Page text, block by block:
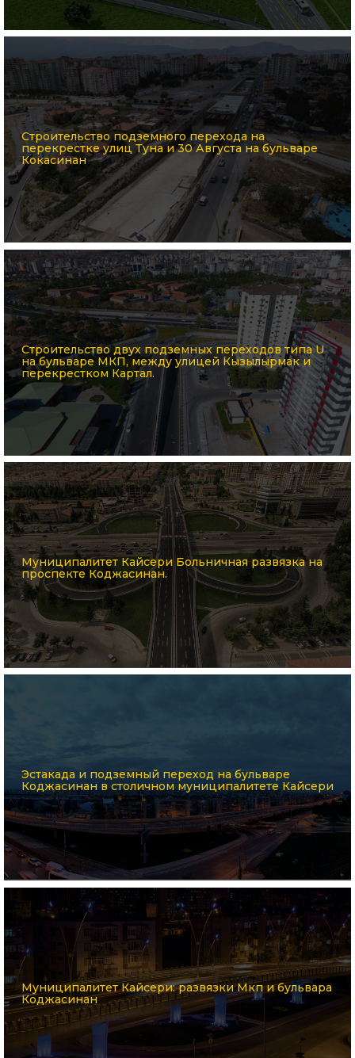
Строительство подземного перехода на
перекрестке улиц Туна и 30 Августа на бульваре
Кокасинан
Строительство двух подземных переходов типа U
на бульваре МКП, между улицей Кызылырмак и
перекрестком Картал.
Муниципалитет Кайсери Больничная развязка на
проспекте Коджасинан.
Эстакада и подземный переход на бульваре
Коджасинан в столичном муниципалитете Кайсери
Муниципалитет Кайсери: развязки Мкп и бульвара
Коджасинан